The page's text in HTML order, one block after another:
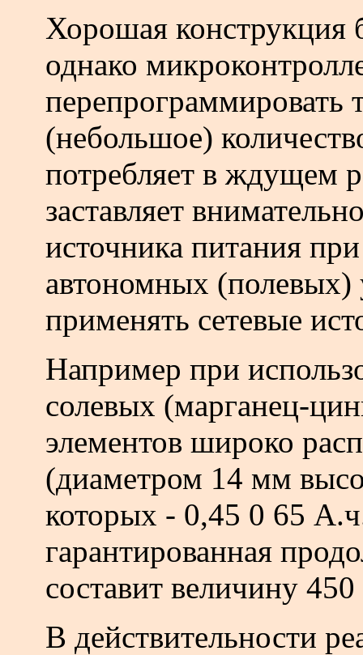
Хорошая конструкция
однако
перепрограммировать
(небольшое)
потребляет в ждущем
заставляет
источника питания
автономных (полевых)
применять сетевые
Например при
солевых (марганец-
элементов широко
(диаметром 14 мм
которых - 0,45 0 65
гарантированная
составит величину
В действительности